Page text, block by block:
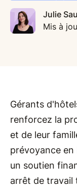
Julie
Mis à
Gérants
renforcez la
et de leur
prévoyance en
un soutien
arrêt de travail